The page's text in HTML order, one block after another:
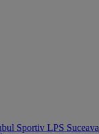
Sportiv LPS Suceava